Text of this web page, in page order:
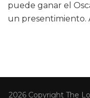
puede ganar el
un presentimiento.
2026 Copyright The